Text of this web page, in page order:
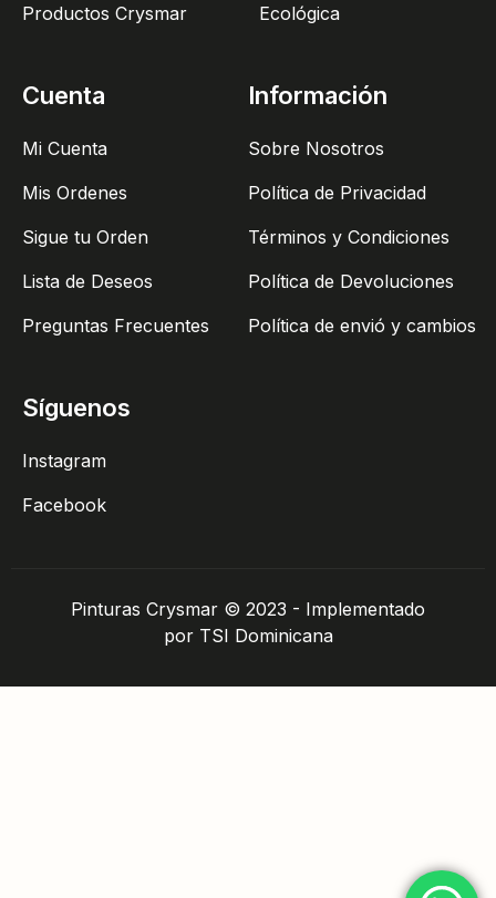
Productos Crysmar
Ecológica
Cuenta
Mi Cuenta
Mis Ordenes
Sigue tu Orden
Lista de Deseos
Preguntas Frecuentes
Información
Sobre Nosotros
Política de Privacidad
Términos y Condiciones
Política de Devoluciones
Política de envió y cambios
Síguenos
Instagram
Facebook
Pinturas Crysmar © 2023 - Implementado
por TSI Dominicana